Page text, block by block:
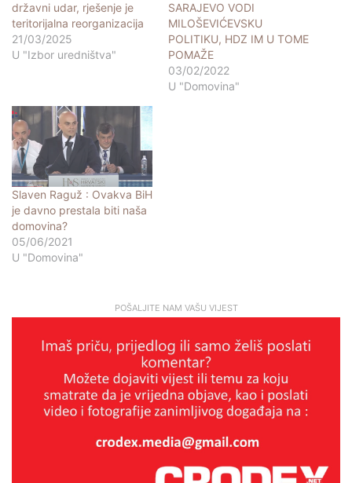
državni udar, rješenje je
teritorijalna reorganizacija
21/03/2025
U "Izbor uredništva"
SARAJEVO VODI
MILOŠEVIĆEVSKU
POLITIKU, HDZ IM U TOME
POMAŽE
03/02/2022
U "Domovina"
Slaven Raguž : Ovakva BiH
je davno prestala biti naša
domovina?
05/06/2021
U "Domovina"
POŠALJITE NAM VAŠU VIJEST